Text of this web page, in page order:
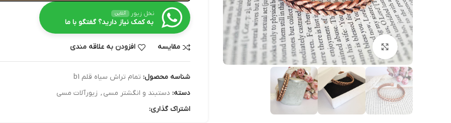
بزرگنمایی تصویر
نخل زیور آنلاین
به کمک نیاز دارید؟ گفتگو با ما
مقایسه افزودن به علاقه مندی
شناسه محصول: تمام تراش سیاه قلم b1
دسته: دستبند و انگشتر مسی , زیورآلات مسی
اشتراک گذاری: